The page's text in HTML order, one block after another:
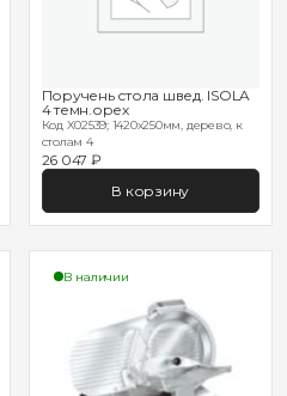
Поручень стола швед. ISOLA
4 темн.орех
Код X02539; 1420х250мм, дерево, к
столам 4
26 047 ₽
В корзину
В наличии